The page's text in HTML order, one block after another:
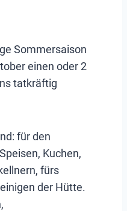
Sommersaison
einen oder 2
tatkräftig
für den
Kuchen,
fürs
der Hütte.